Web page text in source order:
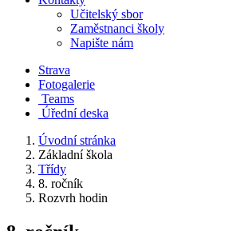
Učitelský sbor
Zaměstnanci školy
Napište nám
Strava
Fotogalerie
Teams
Úřední deska
Úvodní stránka
Základní škola
Třídy
8. ročník
Rozvrh hodin